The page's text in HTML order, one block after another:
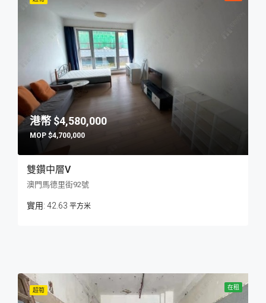
$4,580,000
$4,700,000
雙鑽中層V
澳門馬德里街92號
42.63 平方米
超筍 在租